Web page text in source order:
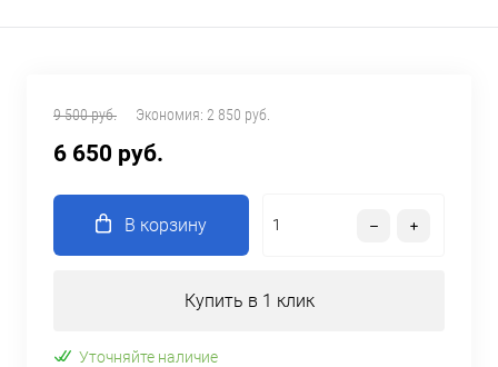
9 500 руб. Экономия: 2 850 руб.
6 650 руб.
В корзину
Купить в 1 клик
Уточняйте наличие